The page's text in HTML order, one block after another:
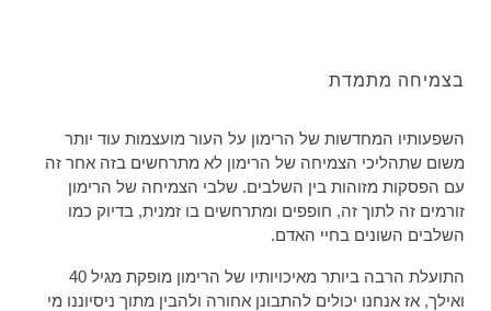
בצמיחה מתמדת
השפעותיו המחדשות של הרימון על העור מועצמות עוד יותר
משום שתהליכי הצמיחה של הרימון לא מתרחשים בזה אחר זה
עם הפסקות מזוהות בין השלבים. שלבי הצמיחה של הרימון
זורמים זה לתוך זה, חופפים ומתרחשים בו זמנית, בדיוק כמו
השלבים השונים בחיי האדם.
התועלת הרבה ביותר מאיכויותיו של הרימון מופקת מגיל 40
ואילך, אז אנחנו יכולים להתבונן אחורה ולהבין מתוך ניסיוננו מי